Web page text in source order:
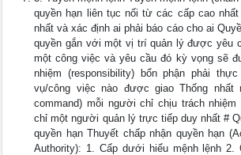
quyền hạn liên tục nối từ các cấp cao
nhất và xác định ai phải báo cáo cho ai
quyền gắn với một vị trí quản lý được yêu
một công việc và yêu cầu đó kỳ vọng sẽ
nhiệm (responsibility) bổn phận phải
vụ/công việc nào được giao Thống nhất
command) mỗi người chỉ chịu trách
chỉ một người quản lý trực tiếp duy nhất #
quyền hạn Thuyết chấp nhận quyền hạn
Authority): 1. Cấp dưới hiểu mệnh lệnh 2.